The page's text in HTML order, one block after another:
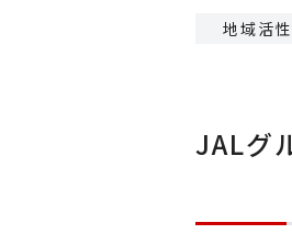
地域活
JALグ